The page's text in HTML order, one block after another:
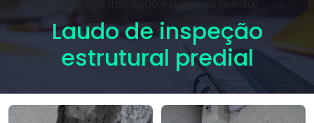
Laudo de inspeção
estrutural predial